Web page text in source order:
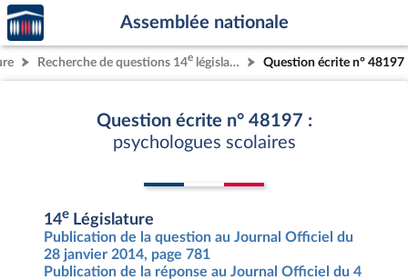
Aller au contenu
Aller en bas de la page
Accèder
à la
page
d'accueil
Assemblée nationale
Recherche de questions 14e législature Question écrite n° 48197
Question écrite n° 48197 :
psychologues scolaires
14e Législature
Publication de la question au Journal Officiel du
28 janvier 2014, page 781
Publication de la réponse au Journal Officiel du 4